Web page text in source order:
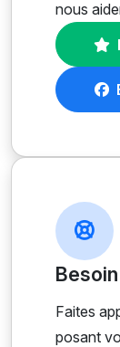
nous
Faites
posant